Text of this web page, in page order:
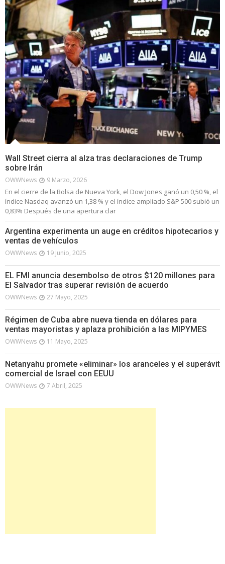
Wall Street cierra al alza tras declaraciones de Trump
sobre Irán
OWWNews 9 Marzo, 2026
En el cierre de la Bolsa de Nueva York, el Dow Jones ganó un 0,50 %, el
índice Nasdaq avanzó un 1,38 % y el índice ampliado S&P 500 subió un
0,83% Después de una apertura clar
Argentina experimenta un auge en créditos hipotecarios y
ventas de vehículos
OWWNews 19 Junio, 2025
EL FMI anuncia desembolso de otros $120 millones para
El Salvador tras superar revisión de acuerdo
OWWNews 27 Mayo, 2025
Régimen de Cuba abre nueva tienda en dólares para
ventas mayoristas y aplaza prohibición a las MIPYMES
OWWNews 11 Mayo, 2025
Netanyahu promete «eliminar» los aranceles y el superávit
comercial de Israel con EEUU
OWWNews 7 Abril, 2025